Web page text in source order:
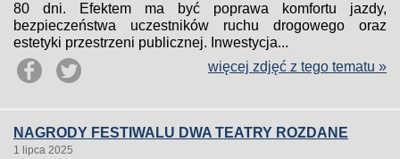
80 dni. Efektem ma być poprawa komfortu jazdy,
bezpieczeństwa uczestników ruchu drogowego oraz
estetyki przestrzeni publicznej. Inwestycja...
więcej zdjęć z tego tematu »
NAGRODY FESTIWALU DWA TEATRY ROZDANE
1 lipca 2025